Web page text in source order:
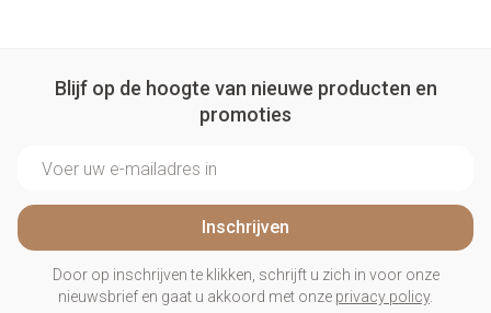
Blijf op de hoogte van nieuwe producten en
promoties
Inschrijven
Door op inschrijven te klikken, schrijft u zich in voor onze
nieuwsbrief en gaat u akkoord met onze privacy policy.